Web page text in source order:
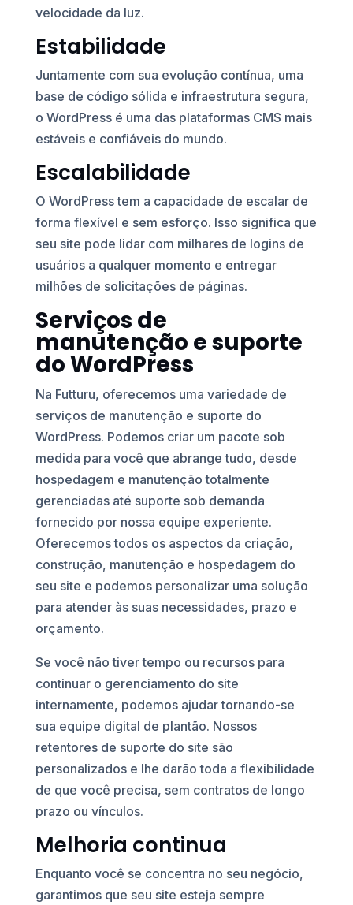
velocidade da luz.
Estabilidade
Juntamente com sua evolução contínua, uma
base de código sólida e infraestrutura segura,
o WordPress é uma das plataformas CMS mais
estáveis ​​e confiáveis ​​do mundo.
Escalabilidade
O WordPress tem a capacidade de escalar de
forma flexível e sem esforço. Isso significa que
seu site pode lidar com milhares de logins de
usuários a qualquer momento e entregar
milhões de solicitações de páginas.
Serviços de
manutenção e suporte
do WordPress
Na Futturu, oferecemos uma variedade de
serviços de manutenção e suporte do
WordPress. Podemos criar um pacote sob
medida para você que abrange tudo, desde
hospedagem e manutenção totalmente
gerenciadas até suporte sob demanda
fornecido por nossa equipe experiente.
Oferecemos todos os aspectos da criação,
construção, manutenção e hospedagem do
seu site e podemos personalizar uma solução
para atender às suas necessidades, prazo e
orçamento.
Se você não tiver tempo ou recursos para
continuar o gerenciamento do site
internamente, podemos ajudar tornando-se
sua equipe digital de plantão. Nossos
retentores de suporte do site são
personalizados e lhe darão toda a flexibilidade
de que você precisa, sem contratos de longo
prazo ou vínculos.
Melhoria continua
Enquanto você se concentra no seu negócio,
garantimos que seu site esteja sempre